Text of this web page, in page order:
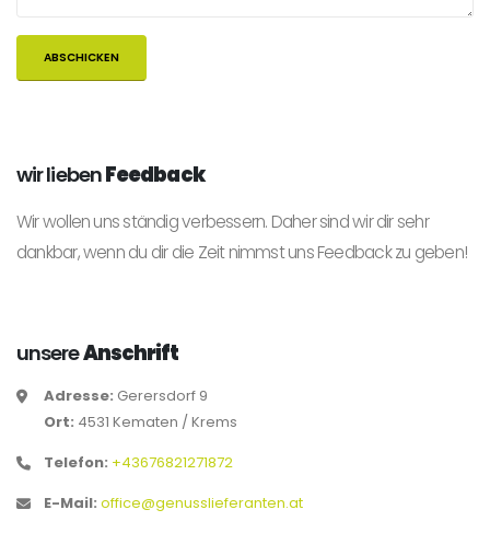
wir liebenFeedback
Wir wollen uns ständig verbessern. Daher sind wir dir sehr
dankbar, wenn du dir die Zeit nimmst uns Feedback zu geben!
unsereAnschrift
Adresse: Gerersdorf 9
Ort: 4531 Kematen / Krems
Telefon: +43676821271872
E-Mail: office@genusslieferanten.at